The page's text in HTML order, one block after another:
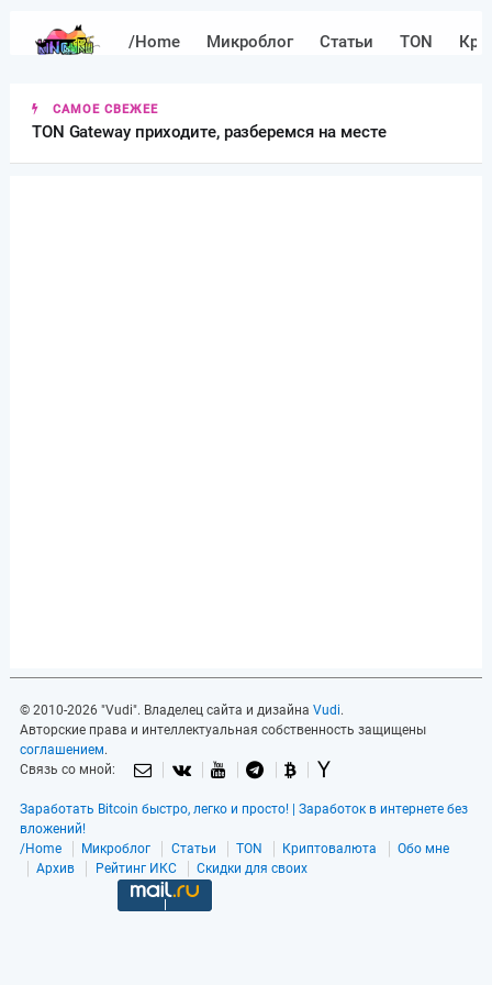
/Home Микроблог Статьи TON
САМОЕ СВЕЖЕЕ
TON Gateway приходите, разберемся на месте
© 2010-2026 "Vudi". Владелец сайта и дизайна Vudi.
Авторские права и интеллектуальная собственность защищены
соглашением.
Связь со мной:
Заработать Bitcoin быстро, легко и просто! | Заработок в интернете без
вложений!
/Home
Микроблог Статьи TON Криптовалюта
Обо мне
Архив
Рейтинг ИКС Скидки для своих